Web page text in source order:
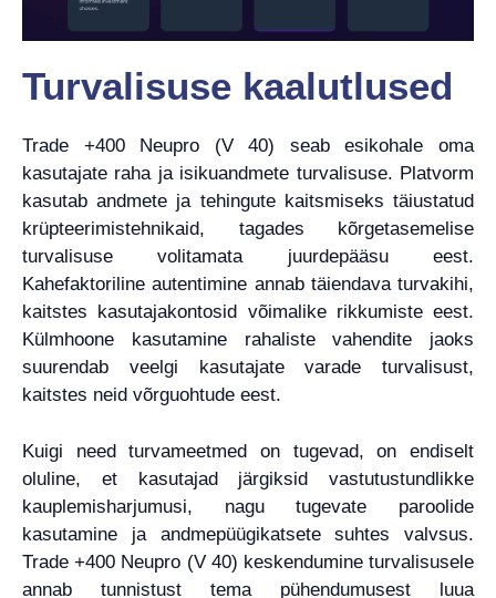
Turvalisuse kaalutlused
Trade +400 Neupro (V 40) seab esikohale oma
kasutajate raha ja isikuandmete turvalisuse. Platvorm
kasutab andmete ja tehingute kaitsmiseks täiustatud
krüpteerimistehnikaid, tagades kõrgetasemelise
turvalisuse volitamata juurdepääsu eest.
Kahefaktoriline autentimine annab täiendava turvakihi,
kaitstes kasutajakontosid võimalike rikkumiste eest.
Külmhoone kasutamine rahaliste vahendite jaoks
suurendab veelgi kasutajate varade turvalisust,
kaitstes neid võrguohtude eest.
Kuigi need turvameetmed on tugevad, on endiselt
oluline, et kasutajad järgiksid vastutustundlikke
kauplemisharjumusi, nagu tugevate paroolide
kasutamine ja andmepüügikatsete suhtes valvsus.
Trade +400 Neupro (V 40) keskendumine turvalisusele
annab tunnistust tema pühendumusest luua